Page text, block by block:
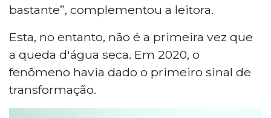
bastante”, complementou a leitora.
Esta, no entanto, não é a primeira vez que
a queda d'água seca. Em 2020, o
fenômeno havia dado o primeiro sinal de
transformação.